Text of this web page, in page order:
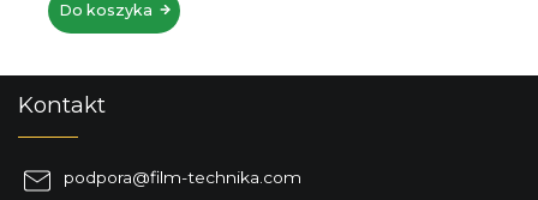
Do koszyka
Kontakt
podpora@film-technika.com